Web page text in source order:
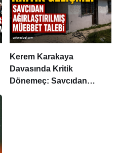
Kerem Karakaya
Davasında Kritik
Dönemeç: Savcıdan